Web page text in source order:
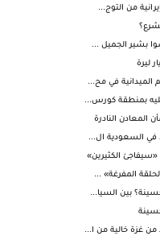
من التوج...
بشير الجميل ...
الميدانية في مح...
بمنطقة كورس...
المعادن النادرة
في السعودية ال...
«سيفاجئ الكثيرين»
المفرغة» ...
بين السيا...
غزة خالية من ا...